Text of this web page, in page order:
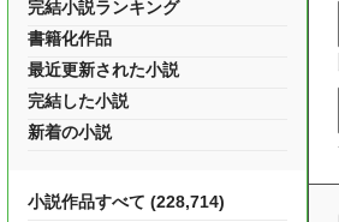
完結小説ランキング
書籍化作品
最近更新された小説
完結した小説
新着の小説
小説作品すべて (228,714)